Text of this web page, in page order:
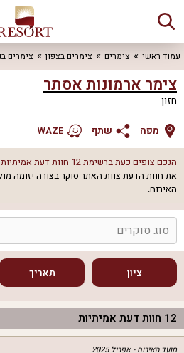
עמוד ראשי צימרים צימרים בצפון צימרים
צימר ארמונות אסתר
חזון
מפה
שתף WAZE
הנכם צופים כעת ברשימת12 חוות דעת
את חוות הדעת צוות האתר סוקר בצורה יזומה
האירוח.
סוג סוקרים
ציון תאריך
12 חוות דעת אמיתיות
מועד האירוח -אפריל 2025